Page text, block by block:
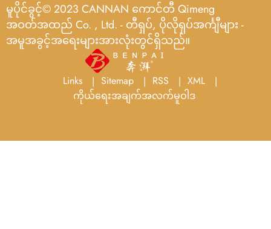
မူပိုင်ခွင့်© 2023 CANNAN ကောင်တီ Qimeng
အဝတ်အထည် Co. , Ltd. - တီရှပ်, ပိုလိုရှပ်အင်္ကျီများ -
အမူအခွင့်အရေးများအားလုံးတွင်ရှိသည်။
Links Sitemap RSS
XML
ကိုယ်ရေးအချက်အလက်မူဝါဒ